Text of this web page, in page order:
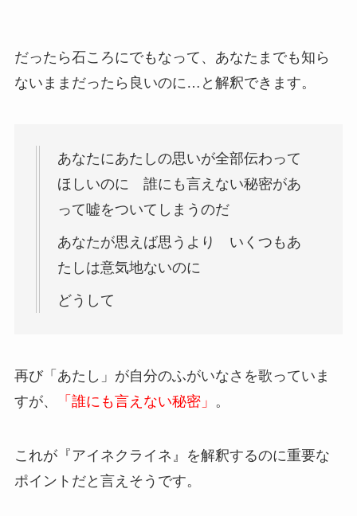
だったら石ころにでもなって、あなたまでも知ら
ないままだったら良いのに…と解釈できます。
あなたにあたしの思いが全部伝わって
ほしいのに 誰にも言えない秘密があ
って嘘をついてしまうのだ
あなたが思えば思うより いくつもあ
たしは意気地ないのに
どうして
再び「あたし」が自分のふがいなさを歌っていま
すが、
「誰にも言えない秘密」 。
これが『アイネクライネ』を解釈するのに重要な
ポイントだと言えそうです。